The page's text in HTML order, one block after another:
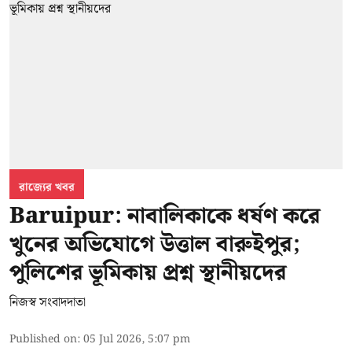
রাজ্যের খবর
Baruipur: নাবালিকাকে ধর্ষণ করে
খুনের অভিযোগে উত্তাল বারুইপুর;
পুলিশের ভূমিকায় প্রশ্ন স্থানীয়দের
নিজস্ব সংবাদদাতা
Published on:05 Jul 2026, 5:07 pm